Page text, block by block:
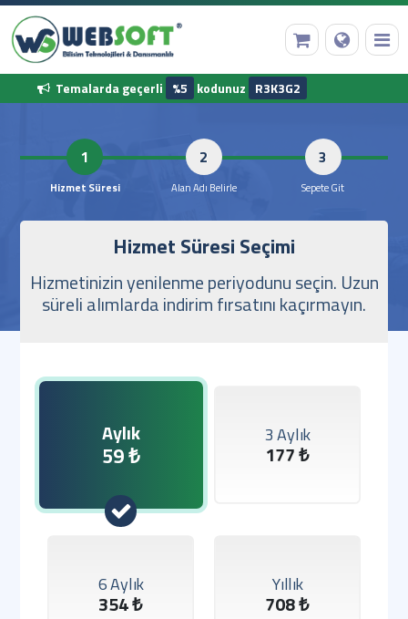
Temalarda geçerli %5 kodunuz R3K3G2
1
Hizmet Süresi Seçimi
Hizmetinizin yenilenme periyodunu seçin. Uzun
süreli alımlarda indirim fırsatını kaçırmayın.
Aylık
59 ₺
3 Aylık
177 ₺
6 Aylık
354 ₺
Yıllık
708 ₺
Anasayfa
Hazır Yazılımlar
Kurumsal Bilgilerimiz